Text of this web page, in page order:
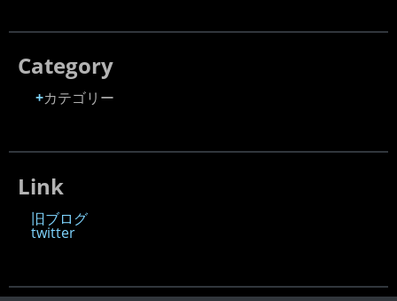
Category
カテゴリー
Link
旧ブログ
twitter